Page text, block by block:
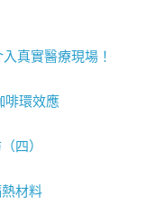
真實醫療現場！
啡環效應
四）
材料